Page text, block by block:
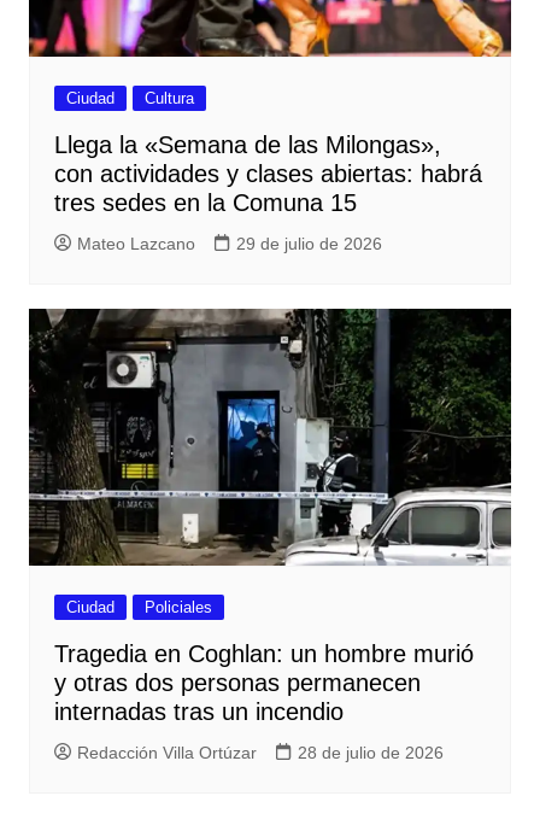
Ciudad Cultura
Llega la «Semana de las Milongas»,
con actividades y clases abiertas: habrá
tres sedes en la Comuna 15
Mateo Lazcano 29 de julio de 2026
Ciudad Policiales
Tragedia en Coghlan: un hombre murió
y otras dos personas permanecen
internadas tras un incendio
Redacción Villa Ortúzar 28 de julio de 2026